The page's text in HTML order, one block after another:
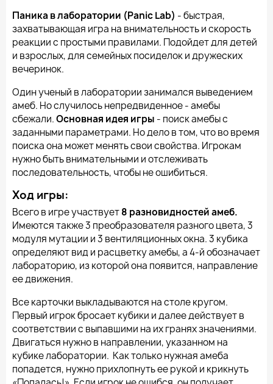
Паника в лаборатории (Panic Lab) - быстрая,
захватывающая игра на внимательность и скорость
реакции с простыми правилами. Подойдет для детей
и взрослых, для семейных посиделок и дружеских
вечеринок.
Один ученый в лаборатории занимался выведением
амеб. Но случилось непредвиденное - амебы
сбежали.Основная идея игры - поиск амебы с
заданными параметрами. Но дело в том, что во время
поиска она может менять свои свойства. Игрокам
нужно быть внимательными и отслеживать
последовательность, чтобы не ошибиться.
Ход игры:
Всего в игре участвует8 разновидностей амеб.
Имеются также 3 преобразователя разного цвета, 3
модуля мутации и 3 вентиляционных окна. 3 кубика
определяют вид и расцветку амебы, а 4-й обозначает
лабораторию, из которой она появится, направление
ее движения.
Все карточки выкладываются на столе кругом.
Первый игрок бросает кубики и далее действует в
соответствии с выпавшими на их гранях значениями.
Двигаться нужно в направлении, указанном на
кубике лаборатории. Как только нужная амеба
попадется, нужно прихлопнуть ее рукой и крикнуть